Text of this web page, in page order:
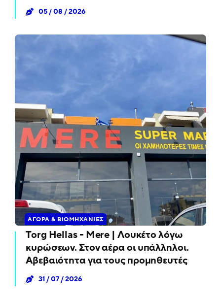
05 / 08 / 2026
ΑΓΟΡΆ & ΒΙΟΜΗΧΑΝΊΕΣ
Torg Hellas - Mere | Λουκέτο λόγω
κυρώσεων. Στον αέρα οι υπάλληλοι.
Αβεβαιότητα για τους προμηθευτές
31 / 07 / 2026